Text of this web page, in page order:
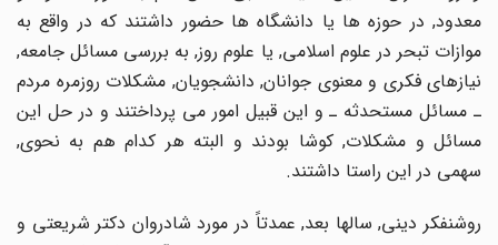
معدود, در حوزه ها یا دانشگاه ها حضور داشتند که در واقع به
موازات تبحر در علوم اسلامى, یا علوم روز, به بررسى مسائل جامعه,
نیازهاى فکرى و معنوى جوانان, دانشجویان, مشکلات روزمره مردم
ـ مسائل مستحدثه ـ و این قبیل امور مى پرداختند و در حل این
مسائل و مشکلات, کوشا بودند و البته هر کدام هم به نحوى,
سهمى در این راستا داشتند.
روشنفکر دینى, سالها بعد, عمدتاً در مورد شادروان دکتر شریعتى و